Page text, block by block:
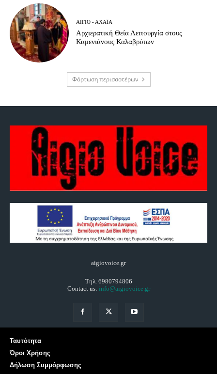
ΑΊΓΙΟ - ΑΧΑΪ́Α
Αρχιερατική Θεία Λειτουργία στους
Καμενιάνους Καλαβρύτων
Φόρτωση περισσοτέρων
aigiovoice.gr
Τηλ. 6980794806
Contact us: info@aigiovoice.gr
Ταυτότητα
Όροι Χρήσης
Δήλωση Συμμόρφωσης